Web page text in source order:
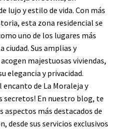
lujo y estilo de vida. Con más
esta zona residencial se
uno de los lugares más
ciudad. Sus amplias y
majestuosas viviendas,
elegancia y privacidad.
encanto de La Moraleja y
secretos! En nuestro blog, te
más destacados de
desde sus servicios exclusivos